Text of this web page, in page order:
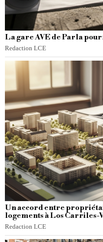
La gare AVE de Parla
Redaction LCE
Un accord entre
logements à Los Carriles-
Redaction LCE